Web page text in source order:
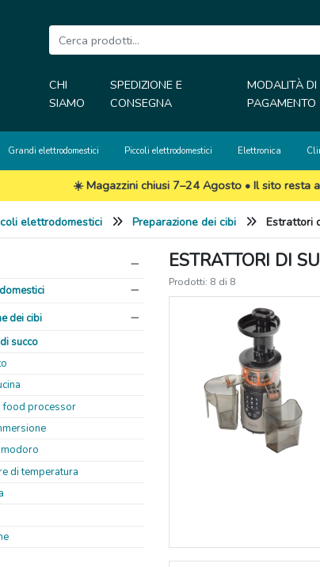
CHI
SIAMO
SPEDIZIONE E
CONSEGNA
MODALITÀ DI
PAGAMENTO
Grandi elettrodomestici Piccoli elettrodomestici Elettronica
☀️ Magazzini chiusi 7–24 Agosto • Il sito resta
elettrodomestici Preparazione dei cibi Estrattori
dei cibi
succo
food processor
di temperatura
ESTRATTORI DI
Prodotti: 8 di 8